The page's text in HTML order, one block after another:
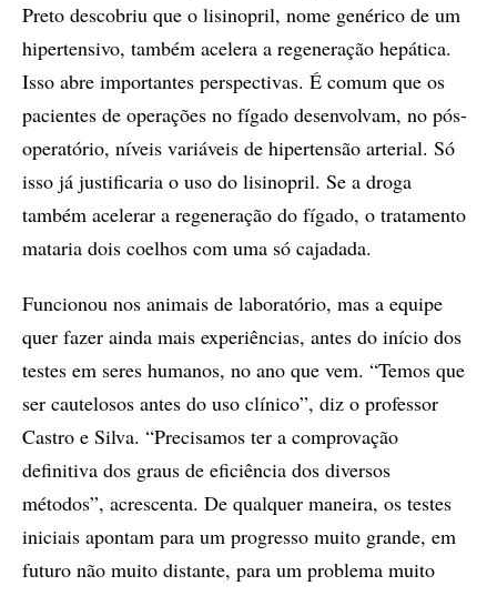
Preto descobriu que o lisinopril, nome genérico de um
hipertensivo, também acelera a regeneração hepática.
Isso abre importantes perspectivas. É comum que os
pacientes de operações no fígado desenvolvam, no pós-
operatório, níveis variáveis de hipertensão arterial. Só
isso já justificaria o uso do lisinopril. Se a droga
também acelerar a regeneração do fígado, o tratamento
mataria dois coelhos com uma só cajadada.
Funcionou nos animais de laboratório, mas a equipe
quer fazer ainda mais experiências, antes do início dos
testes em seres humanos, no ano que vem. “Temos que
ser cautelosos antes do uso clínico”, diz o professor
Castro e Silva. “Precisamos ter a comprovação
definitiva dos graus de eficiência dos diversos
métodos”, acrescenta. De qualquer maneira, os testes
iniciais apontam para um progresso muito grande, em
futuro não muito distante, para um problema muito